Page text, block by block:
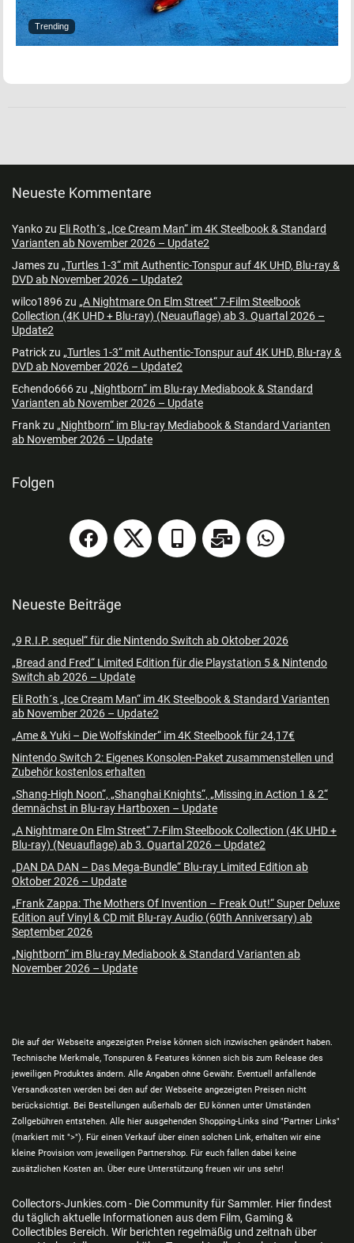
Trending
Neueste Kommentare
Yankozu Eli Roth´s „Ice Cream Man“ im 4K Steelbook & Standard
Varianten ab November 2026 – Update2
Jameszu „Turtles 1-3“ mit Authentic-Tonspur auf 4K UHD, Blu-ray &
DVD ab November 2026 – Update2
wilco1896zu „A Nightmare On Elm Street“ 7-Film Steelbook
Collection (4K UHD + Blu-ray) (Neuauflage) ab 3. Quartal 2026 –
Update2
Patrickzu „Turtles 1-3“ mit Authentic-Tonspur auf 4K UHD, Blu-ray &
DVD ab November 2026 – Update2
Echendo666zu „Nightborn“ im Blu-ray Mediabook & Standard
Varianten ab November 2026 – Update
Frankzu „Nightborn“ im Blu-ray Mediabook & Standard Varianten
ab November 2026 – Update
Folgen
Neueste Beiträge
„9 R.I.P. sequel“ für die Nintendo Switch ab Oktober 2026
„Bread and Fred“ Limited Edition für die Playstation 5 & Nintendo
Switch ab 2026 – Update
Eli Roth´s „Ice Cream Man“ im 4K Steelbook & Standard Varianten
ab November 2026 – Update2
„Ame & Yuki – Die Wolfskinder“ im 4K Steelbook für 24,17€
Nintendo Switch 2: Eigenes Konsolen-Paket zusammenstellen und
Zubehör kostenlos erhalten
„Shang-High Noon“, „Shanghai Knights“, „Missing in Action 1 & 2“
demnächst in Blu-ray Hartboxen – Update
„A Nightmare On Elm Street“ 7-Film Steelbook Collection (4K UHD +
Blu-ray) (Neuauflage) ab 3. Quartal 2026 – Update2
„DAN DA DAN – Das Mega-Bundle“ Blu-ray Limited Edition ab
Oktober 2026 – Update
„Frank Zappa: The Mothers Of Invention – Freak Out!“ Super Deluxe
Edition auf Vinyl & CD mit Blu-ray Audio (60th Anniversary) ab
September 2026
„Nightborn“ im Blu-ray Mediabook & Standard Varianten ab
November 2026 – Update
Die auf der Webseite angezeigten Preise können sich inzwischen geändert haben.
Technische Merkmale, Tonspuren & Features können sich bis zum Release des
jeweiligen Produktes ändern. Alle Angaben ohne Gewähr. Eventuell anfallende
Versandkosten werden bei den auf der Webseite angezeigten Preisen nicht
berücksichtigt. Bei Bestellungen außerhalb der EU können unter Umständen
Zollgebühren entstehen. Alle hier ausgehenden Shopping-Links sind "Partner Links"
(markiert mit ">"). Für einen Verkauf über einen solchen Link, erhalten wir eine
kleine Provision vom jeweiligen Partnershop. Für euch fallen dabei keine
zusätzlichen Kosten an. Über eure Unterstützung freuen wir uns sehr!
Collectors-Junkies.com - Die Community für Sammler. Hier findest
du täglich aktuelle Informationen aus dem Film, Gaming &
Collectibles Bereich. Wir berichten regelmäßig und zeitnah über